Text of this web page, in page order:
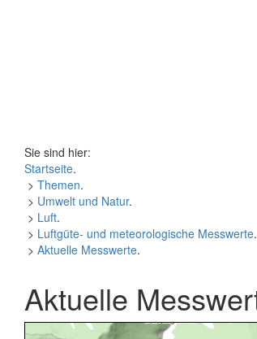
Sie sind hier:
Startseite.
> Themen.
> Umwelt und Natur.
> Luft.
> Luftgüte- und meteorologische Messwerte.
> Aktuelle Messwerte.
Aktuelle